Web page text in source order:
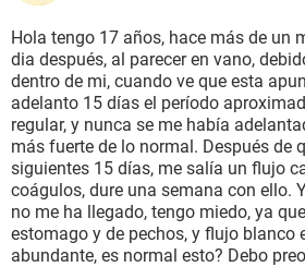
BIENESTAR
SEXUALIDAD
GLOSARIO
Hola tengo 17 años, hace más de un
dia después, al parecer en vano,
dentro de mi, cuando ve que esta
adelanto 15 días el período
regular, y nunca se me había
más fuerte de lo normal. Después de
siguientes 15 días, me salía un flujo
coágulos, dure una semana con ello.
no me ha llegado, tengo miedo, ya
estomago y de pechos, y flujo blanco
abundante, es normal esto? Debo